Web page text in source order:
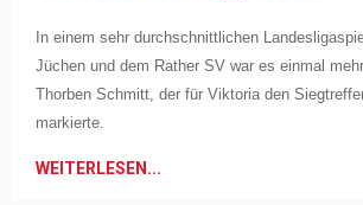
In einem sehr durchschnittlichen
Jüchen und dem Rather SV war es einmal
Thorben Schmitt, der für Viktoria den
markierte.
WEITERLESEN...